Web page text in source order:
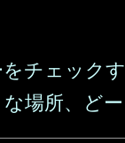
チェック
場所、ど